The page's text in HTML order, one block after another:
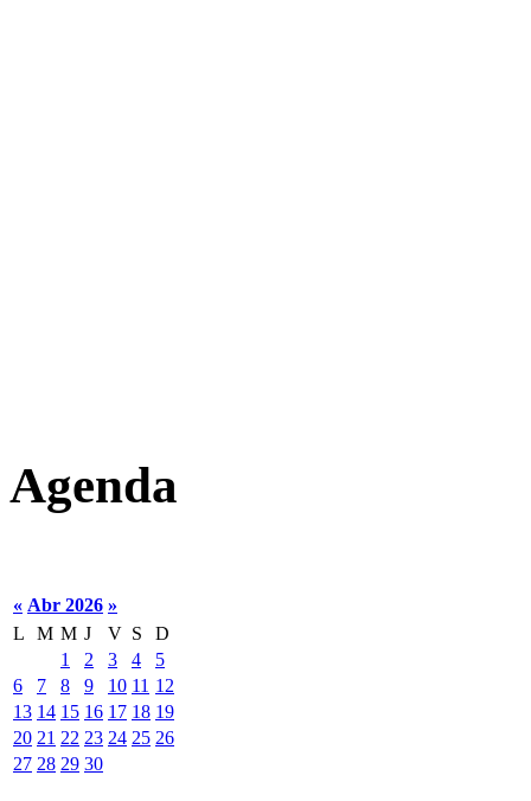
Agenda
« Abr 2026 »
L
M M J V S
D
1
2 3 4
5
6
7 8 9 10 11 12
13 14 15 16 17 18 19
20 21 22 23 24 25 26
27 28 29 30